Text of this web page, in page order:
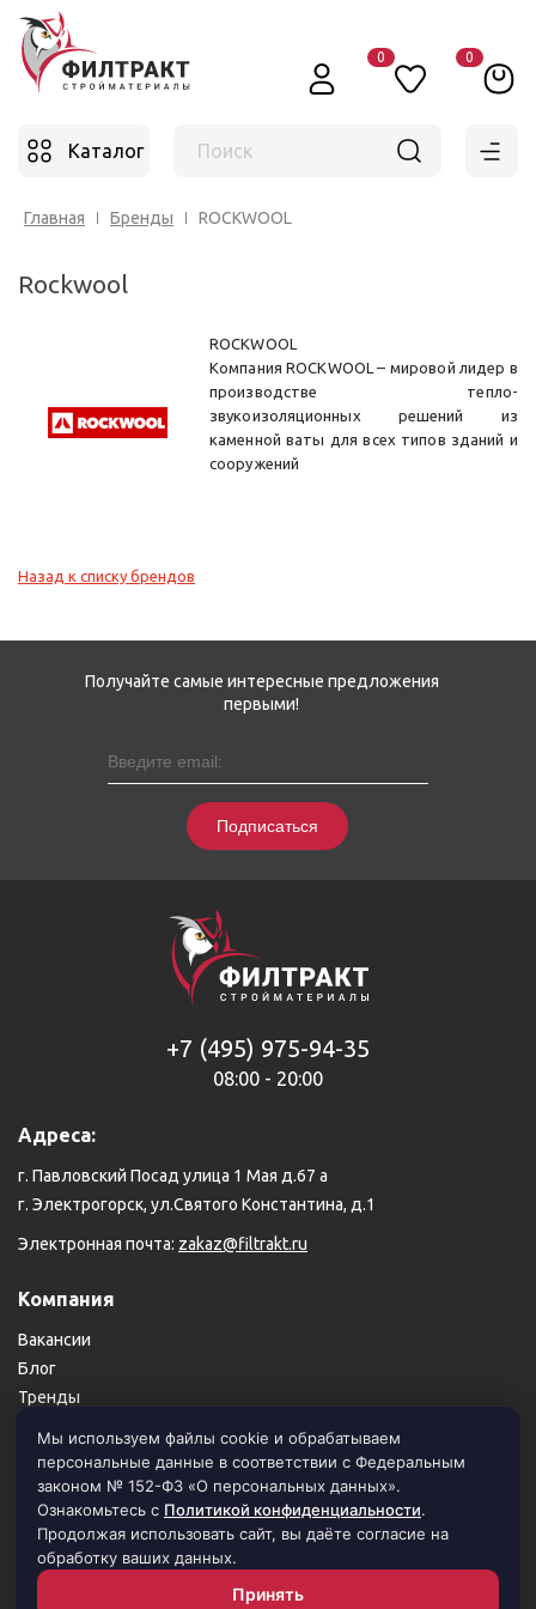
0 0
Каталог Поиск
Главная Бренды ROCKWOOL
Rockwool
ROCKWOOL
Компания ROCKWOOL – мировой лидер в
производстве тепло-
звукоизоляционных решений из
каменной ваты для всех типов зданий и
сооружений
Назад к списку брендов
Получайте самые интересные предложения
первыми!
Подписаться
+7 (495) 975-94-35
08:00 - 20:00
Адреса:
г. Павловский Посад улица 1 Мая д.67 а
г. Электрогорск, ул.Святого Константина, д.1
Электронная почта: zakaz@filtrakt.ru
Компания
Вакансии
Блог
Тренды
Карта сайта
Пользовательское соглашение
Политика конфиденциальности
© 1999–2026 Филимоновский тракт. Все права защищены.
Мы используем файлы cookie и обрабатываем
персональные данные в соответствии с Федеральным
законом № 152-ФЗ «О персональных данных».
Ознакомьтесь с Политикой конфиденциальности.
Продолжая использовать сайт, вы даёте согласие на
обработку ваших данных.
Принять